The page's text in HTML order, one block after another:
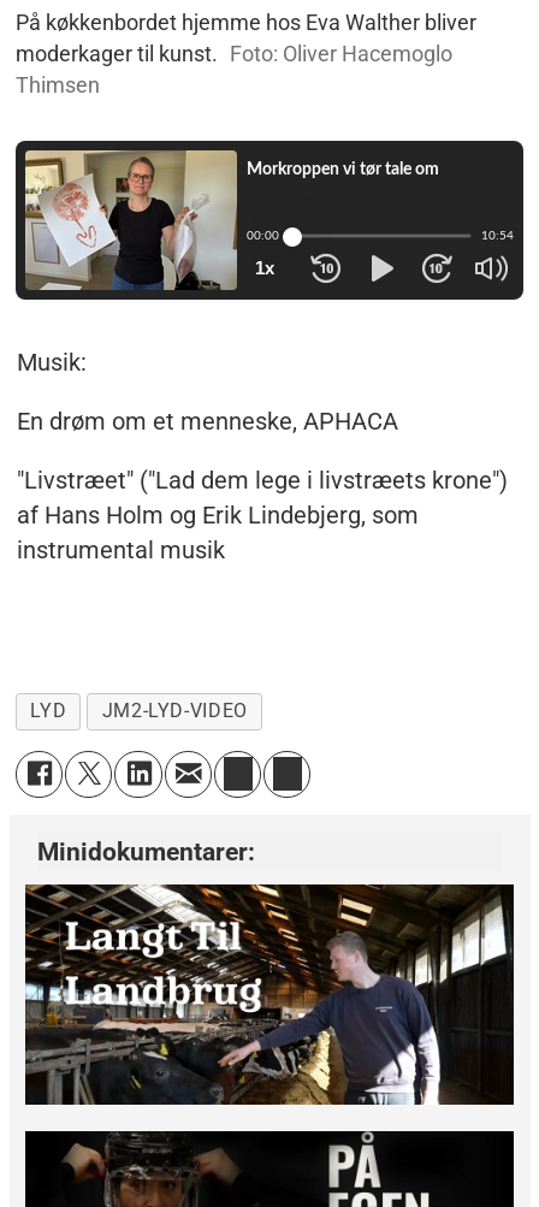
På køkkenbordet hjemme hos Eva Walther bliver
moderkager til kunst. Foto: Oliver Hacemoglo
Thimsen
Musik:
En drøm om et menneske, APHACA
"Livstræet" ("Lad dem lege i livstræets krone")
af Hans Holm og Erik Lindebjerg, som
instrumental musik
LYD JM2-LYD-VIDEO
Minidokumentarer: